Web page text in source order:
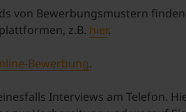
von Bewerbungsmustern
z.B. hier.
Bewerbung.
Interviews am Telefon.